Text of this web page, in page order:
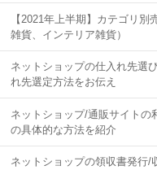
【2021年上半期】カテゴリ
雑貨、インテリア雑貨）
ネットショップの仕入れ先選
れ先選定方法をお伝え
ネットショップ/通販サイトの
の具体的な方法を紹介
ネットショップの領収書発行/